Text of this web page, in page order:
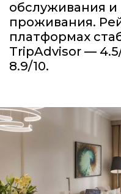
обслуживания
проживания.
платформах
TripAdvisor —
8.9/10.